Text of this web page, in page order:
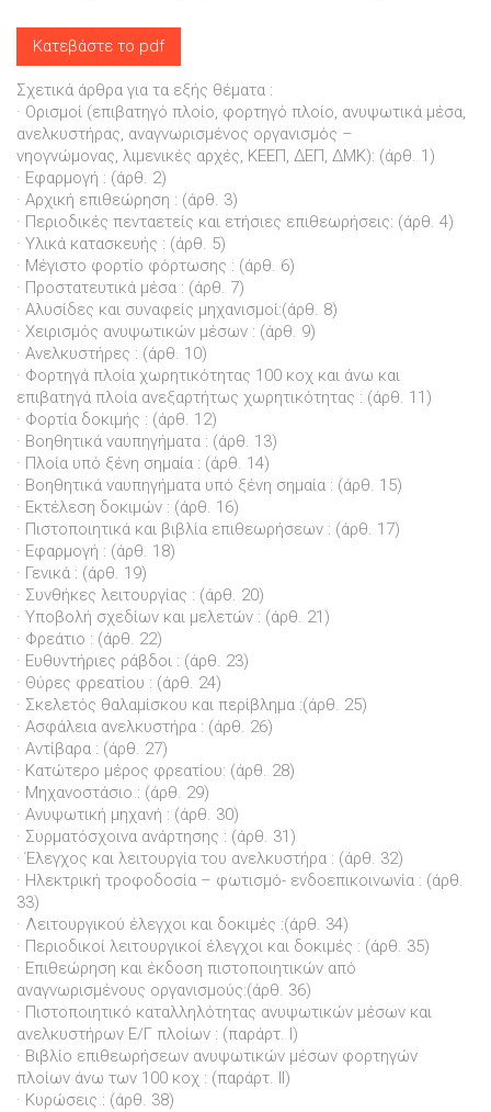
Κατεβάστε το pdf
Σχετικά άρθρα για τα εξής θέματα :
· Ορισμοί (επιβατηγό πλοίο, φορτηγό πλοίο, ανυψωτικά μέσα,
ανελκυστήρας, αναγνωρισμένος οργανισμός –
νηογνώμονας, λιμενικές αρχές, ΚΕΕΠ, ΔΕΠ, ΔΜΚ): (άρθ. 1)
· Εφαρμογή : (άρθ. 2)
· Αρχική επιθεώρηση : (άρθ. 3)
· Περιοδικές πενταετείς και ετήσιες επιθεωρήσεις: (άρθ. 4)
· Υλικά κατασκευής : (άρθ. 5)
· Μέγιστο φορτίο φόρτωσης : (άρθ. 6)
· Προστατευτικά μέσα : (άρθ. 7)
· Αλυσίδες και συναφείς μηχανισμοί:(άρθ. 8)
· Χειρισμός ανυψωτικών μέσων : (άρθ. 9)
· Ανελκυστήρες : (άρθ. 10)
· Φορτηγά πλοία χωρητικότητας 100 κοχ και άνω και
επιβατηγά πλοία ανεξαρτήτως χωρητικότητας : (άρθ. 11)
· Φορτία δοκιμής : (άρθ. 12)
· Βοηθητικά ναυπηγήματα : (άρθ. 13)
· Πλοία υπό ξένη σημαία : (άρθ. 14)
· Βοηθητικά ναυπηγήματα υπό ξένη σημαία : (άρθ. 15)
· Εκτέλεση δοκιμών : (άρθ. 16)
· Πιστοποιητικά και βιβλία επιθεωρήσεων : (άρθ. 17)
· Εφαρμογή : (άρθ. 18)
· Γενικά : (άρθ. 19)
· Συνθήκες λειτουργίας : (άρθ. 20)
· Υποβολή σχεδίων και μελετών : (άρθ. 21)
· Φρεάτιο : (άρθ. 22)
· Ευθυντήριες ράβδοι : (άρθ. 23)
· Θύρες φρεατίου : (άρθ. 24)
· Σκελετός θαλαμίσκου και περίβλημα :(άρθ. 25)
· Ασφάλεια ανελκυστήρα : (άρθ. 26)
· Αντίβαρα : (άρθ. 27)
· Κατώτερο μέρος φρεατίου: (άρθ. 28)
· Μηχανοστάσιο : (άρθ. 29)
· Ανυψωτική μηχανή : (άρθ. 30)
· Συρματόσχοινα ανάρτησης : (άρθ. 31)
· Έλεγχος και λειτουργία του ανελκυστήρα : (άρθ. 32)
· Ηλεκτρική τροφοδοσία – φωτισμό- ενδοεπικοινωνία : (άρθ.
33)
· Λειτουργικού έλεγχοι και δοκιμές :(άρθ. 34)
· Περιοδικοί λειτουργικοί έλεγχοι και δοκιμές : (άρθ. 35)
· Επιθεώρηση και έκδοση πιστοποιητικών από
αναγνωρισμένους οργανισμούς:(άρθ. 36)
· Πιστοποιητικό καταλληλότητας ανυψωτικών μέσων και
ανελκυστήρων Ε/Γ πλοίων : (παράρτ. Ι)
· Βιβλίο επιθεωρήσεων ανυψωτικών μέσων φορτηγών
πλοίων άνω των 100 κοχ : (παράρτ. ΙΙ)
· Κυρώσεις : (άρθ. 38)